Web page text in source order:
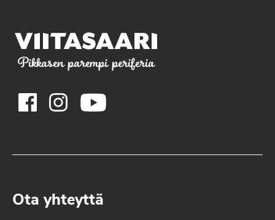
Pikkasen parempi periferia
Ota yhteyttä